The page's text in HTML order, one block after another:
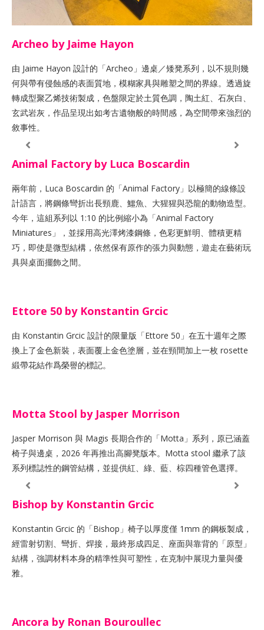
Archeo by Jaime Hayon
由 Jaime Hayon 設計的「Archeo」邊桌／矮凳系列，以不規則幾
何與帶有侵蝕感的表面質地，模糊家具與雕塑之間的界線。透過旋
轉成型聚乙烯技術製成，色盤限定於土質色調，陶土紅、石灰白、
玄武岩灰，作品呈現出如考古遺物般的時間感，為空間帶來強烈的
敘事性。
Animal Factory by Luca Boscardin
兩年前，Luca Boscardin 的「Animal Factory」以極簡的線條設
計語言，將鋼條彎折出長頸鹿、鱷魚、大猩猩與恐龍的動物造型。
今年，這組系列以 1:10 的比例縮小為「Animal Factory
Miniatures」，並採用高光澤烤漆鋼條，色彩更鮮明、體積更精
巧，即使是微型結構，依然保有原作的張力與動態，遊走在藝術玩
具與桌面擺飾之間。
Ettore 50 by Konstantin Grcic
由 Konstantin Grcic 設計的限量版「Ettore 50」在五十週年之際
換上了金色新裝，表面覆上金色塗層，並在頸間加上一枚 rosette
緞帶花結作爲榮譽的標記。
Motta Stool by Jasper Morrison
Jasper Morrison 與 Magis 長期合作的「Motta」系列，原已涵蓋
椅子與邊桌，2026 年再推出高腳凳版本。Motta stool 繼承了該
系列標誌性的鋼管結構，並提供紅、綠、藍、棕四種管色選擇。
Bishop by Konstantin Grcic
Konstantin Grcic 的「Bishop」椅子以厚度僅 1mm 的鋼板製成，
經雷射切割、彎折、焊接，最終形成四足、座面與靠背的「原型」
結構，強調材料本身的精準性與可塑性，在克制中展現力量與優
雅。
Ancora by Ronan Bouroullec